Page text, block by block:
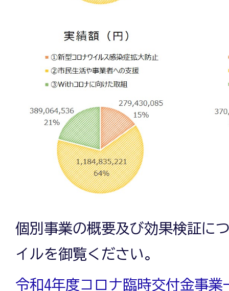
個別事業の概要及び効果検証に
イルを御覧ください。
令和4年度コロナ臨時交付金事